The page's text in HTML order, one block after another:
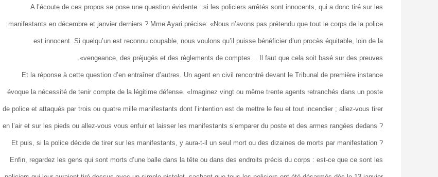
A l’écoute de ces propos se pose une question évidente : si les policiers arrêtés sont innocents, qui a donc tiré sur les
manifestants en décembre et janvier derniers ? Mme Ayari précise: «Nous n’avons pas prétendu que tout le corps de la police
est innocent. Si quelqu’un est reconnu coupable, nous voulons qu’il puisse bénéficier d’un procès équitable, loin de la
vengeance, des préjugés et des règlements de comptes… Il faut que cela soit basé sur des preuves».
Et la réponse à cette question d’en entraîner d’autres. Un agent en civil rencontré devant le Tribunal de première instance
évoque la nécessité de tenir compte de la légitime défense. «Imaginez vingt ou même trente agents retranchés dans un poste
de police et attaqués par trois ou quatre mille manifestants dont l’intention est de mettre le feu et tout incendier ; allez-vous tirer
en l’air et sur les pieds ou allez-vous vous enfuir et laisser les manifestants s’emparer du poste et des armes rangées dedans ?
Et puis, si la police décide de tirer sur les manifestants, y aura-t-il un seul mort ou des dizaines de morts par manifestation ?
Enfin, regardez les gens qui sont morts d’une balle dans la tête ou dans des endroits précis du corps : est-ce que ce sont les